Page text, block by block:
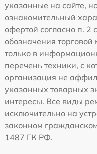
указанные на сайте,
ознакомительный
офертой согласно п. 2
обозначения
только в
перечень техники, с
организация не
указанных товарных
интересы. Все виды
исключительно на
законном гражданском
1487 ГК РФ.